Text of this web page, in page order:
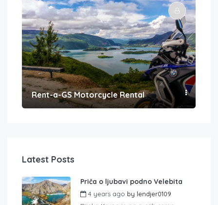
Rent-a-GS Motorcycle Rental
Latest Posts
Priča o ljubavi podno Velebita
4 years ago by lendjer0109